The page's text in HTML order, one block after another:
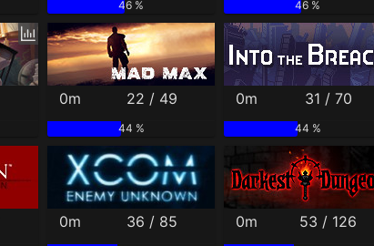
46 % 46 %
0m 22 / 49
44 %
0m 31 / 70
44 %
0m 36 / 85 0m 53 / 126